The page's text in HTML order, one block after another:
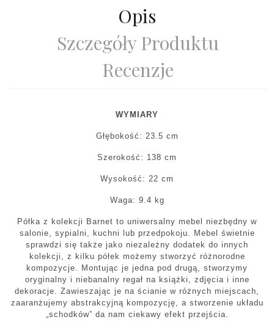
Opis
Szczegóły Produktu
Recenzje
WYMIARY
Głębokość: 23.5 cm
Szerokość: 138 cm
Wysokość: 22 cm
Waga: 9.4 kg
Półka z kolekcji Barnet to uniwersalny mebel niezbędny w
salonie, sypialni, kuchni lub przedpokoju. Mebel świetnie
sprawdzi się także jako niezależny dodatek do innych
kolekcji, z kilku półek możemy stworzyć różnorodne
kompozycje. Montując je jedna pod drugą, stworzymy
oryginalny i niebanalny regał na książki, zdjęcia i inne
dekoracje. Zawieszając je na ścianie w różnych miejscach,
zaaranżujemy abstrakcyjną kompozycję, a stworzenie układu
„schodków” da nam ciekawy efekt przejścia.